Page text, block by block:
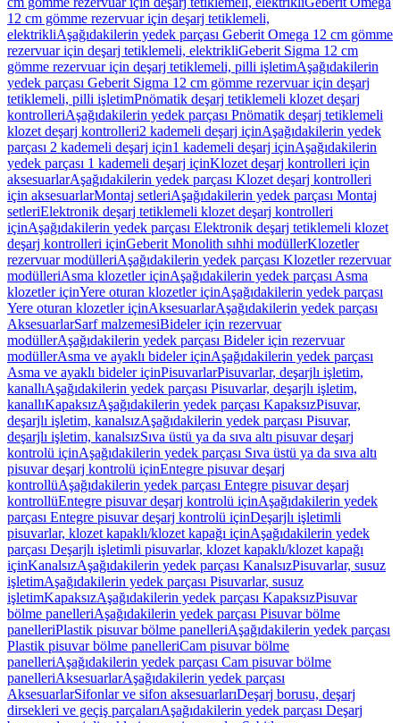
12 cm gömme rezervuar için deşarj tetiklemeli,
elektrikliAşağıdakilerin yedek parçası Geberit Omega 12 cm gömme
rezervuar için deşarj tetiklemeli, elektrikliGeberit Sigma 12 cm
gömme rezervuar için deşarj tetiklemeli, pilli işletimAşağıdakilerin
yedek parçası Geberit Sigma 12 cm gömme rezervuar için deşarj
tetiklemeli, pilli işletimPnömatik deşarj tetiklemeli klozet deşarj
kontrolleriAşağıdakilerin yedek parçası Pnömatik deşarj tetiklemeli
klozet deşarj kontrolleri2 kademeli deşarj içinAşağıdakilerin yedek
parçası 2 kademeli deşarj için1 kademeli deşarj içinAşağıdakilerin
yedek parçası 1 kademeli deşarj içinKlozet deşarj kontrolleri için
aksesuarlarAşağıdakilerin yedek parçası Klozet deşarj kontrolleri
için aksesuarlarMontaj setleriAşağıdakilerin yedek parçası Montaj
setleriElektronik deşarj tetiklemeli klozet deşarj kontrolleri
içinAşağıdakilerin yedek parçası Elektronik deşarj tetiklemeli klozet
deşarj kontrolleri içinGeberit Monolith sıhhi modüllerKlozetler
rezervuar modülleriAşağıdakilerin yedek parçası Klozetler rezervuar
modülleriAsma klozetler içinAşağıdakilerin yedek parçası Asma
klozetler içinYere oturan klozetler içinAşağıdakilerin yedek parçası
Yere oturan klozetler içinAksesuarlarAşağıdakilerin yedek parçası
AksesuarlarSarf malzemesiBideler için rezervuar
modüllerAşağıdakilerin yedek parçası Bideler için rezervuar
modüllerAsma ve ayaklı bideler içinAşağıdakilerin yedek parçası
Asma ve ayaklı bideler içinPisuvarlarPisuvarlar, deşarjlı işletim,
kanallıAşağıdakilerin yedek parçası Pisuvarlar, deşarjlı işletim,
kanallıKapaksızAşağıdakilerin yedek parçası KapaksızPisuvar,
deşarjlı işletim, kanalsızAşağıdakilerin yedek parçası Pisuvar,
deşarjlı işletim, kanalsızSıva üstü ya da sıva altı pisuvar deşarj
kontrolü içinAşağıdakilerin yedek parçası Sıva üstü ya da sıva altı
pisuvar deşarj kontrolü içinEntegre pisuvar deşarj
kontrollüAşağıdakilerin yedek parçası Entegre pisuvar deşarj
kontrollüEntegre pisuvar deşarj kontrolü içinAşağıdakilerin yedek
parçası Entegre pisuvar deşarj kontrolü içinDeşarjlı işletimli
pisuvarlar, klozet kapaklı/klozet kapağı içinAşağıdakilerin yedek
parçası Deşarjlı işletimli pisuvarlar, klozet kapaklı/klozet kapağı
içinKanalsızAşağıdakilerin yedek parçası KanalsızPisuvarlar, susuz
işletimAşağıdakilerin yedek parçası Pisuvarlar, susuz
işletimKapaksızAşağıdakilerin yedek parçası KapaksızPisuvar
bölme panelleriAşağıdakilerin yedek parçası Pisuvar bölme
panelleriPlastik pisuvar bölme panelleriAşağıdakilerin yedek parçası
Plastik pisuvar bölme panelleriCam pisuvar bölme
panelleriAşağıdakilerin yedek parçası Cam pisuvar bölme
panelleriAksesuarlarAşağıdakilerin yedek parçası
AksesuarlarSifonlar ve sifon aksesuarlarıDeşarj borusu, deşarj
dirsekleri ve geçiş parçalarıAşağıdakilerin yedek parçası Deşarj